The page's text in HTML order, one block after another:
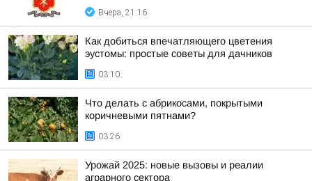
Вчера, 21:16
Как добиться впечатляющего цветения
эустомы: простые советы для дачников
03:10
Что делать с абрикосами, покрытыми
коричневыми пятнами?
03:26
Урожай 2025: новые вызовы и реалии
аграрного сектора